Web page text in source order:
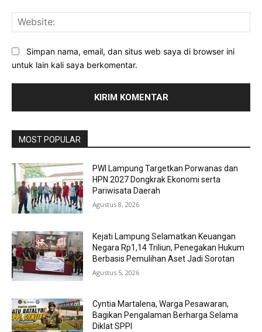
Simpan nama, email, dan situs web saya di browser ini
untuk lain kali saya berkomentar.
MOST POPULAR
PWI Lampung Targetkan Porwanas dan
HPN 2027 Dongkrak Ekonomi serta
Pariwisata Daerah
Agustus 8, 2026
Kejati Lampung Selamatkan Keuangan
Negara Rp1,14 Triliun, Penegakan Hukum
Berbasis Pemulihan Aset Jadi Sorotan
Agustus 5, 2026
Cyntia Martalena, Warga Pesawaran,
Bagikan Pengalaman Berharga Selama
Diklat SPPI